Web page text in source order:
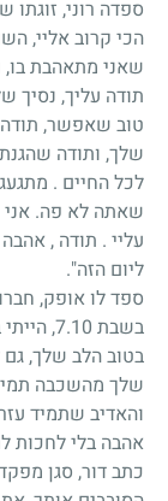
ספדה רוני,
הכי קרוב אליי,
שאני מתאהבת בו,
תודה עליך, נסיך
טוב שאפשר, תודה
שלך, ותודה
לכל החיים .
שאתה לא פה. אני
עליי . תודה ,
ליום הזה".
ספד לו אופק,
בשבת
בטוב הלב שלך,
שלך מהשכבה
והאדיב שתמיד
אהבה בלי לחכות
כתב דור, סגן